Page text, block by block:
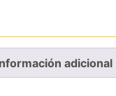
adicional